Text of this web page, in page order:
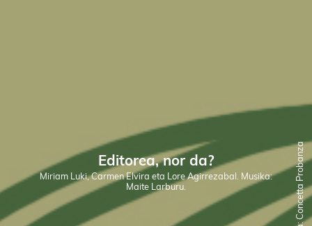
Editorea, nor da?
Miriam Luki, Carmen Elvira eta Lore Agirrezabal. Musika:
Maite Larburu.